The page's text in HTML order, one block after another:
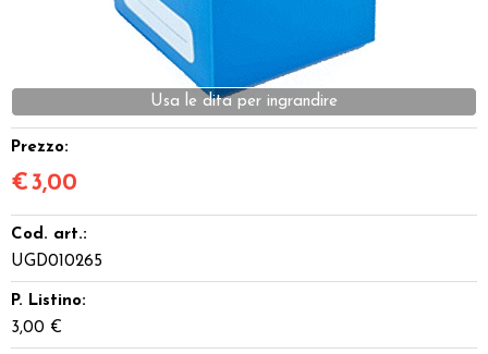
Giocattoli e Gadget
Offerte del Dragone
Usa le dita per ingrandire
Prezzo:
€3,00
Cod. art.:
UGD010265
P. Listino:
3,00 €